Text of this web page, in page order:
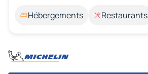
Hébergements Restaurants